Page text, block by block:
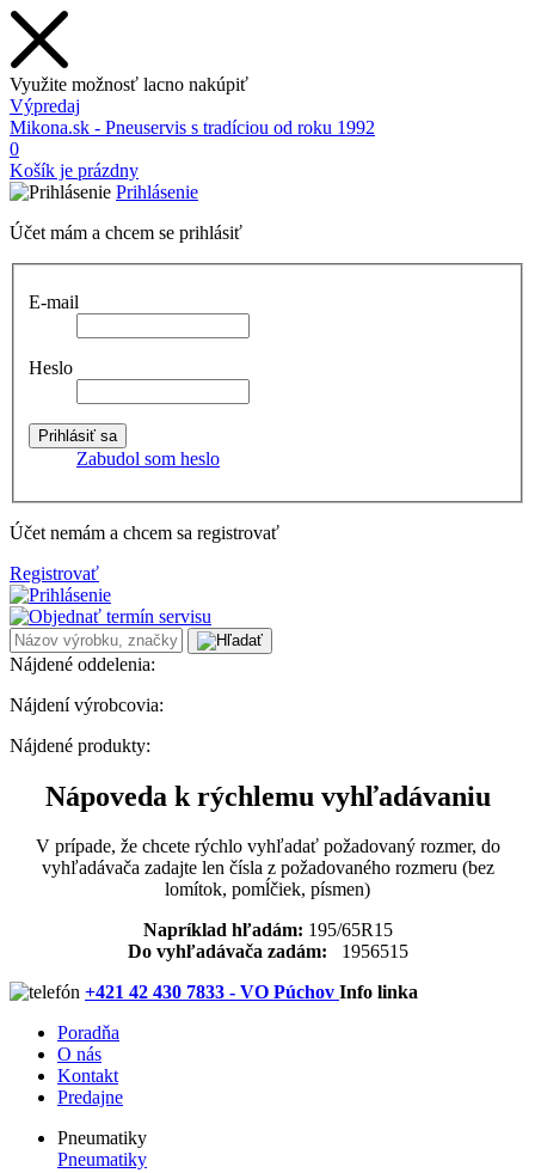
Využite možnosť lacno nakúpiť
Výpredaj
Mikona.sk - Pneuservis s tradíciou od roku 1992
0
Košík je prázdny
Prihlásenie
Účet mám a chcem se prihlásiť
E-mail
Heslo
Zabudol som heslo
Účet nemám a chcem sa registrovať
Registrovať
Nájdené oddelenia:
Nájdení výrobcovia:
Nájdené produkty:
Nápoveda k rýchlemu vyhľadávaniu
V prípade, že chcete rýchlo vyhľadať požadovaný rozmer, do
vyhľadávača zadajte len čísla z požadovaného rozmeru (bez
lomítok, pomĺčiek, písmen)
Napríklad hľadám: 195/65R15
Do vyhľadávača zadám: 1956515
+421 42 430 7833 - VO Púchov Info linka
Poradňa
O nás
Kontakt
Predajne
Pneumatiky
Pneumatiky